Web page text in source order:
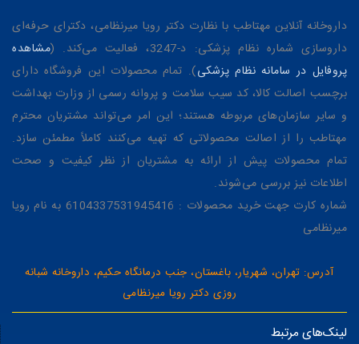
داروخانه آنلاین مهتاطب با نظارت دکتر رویا میرنظامی، دکترای حرفه‌ای
داروسازی شماره نظام پزشکی: د-3247، فعالیت می‌کند. (
مشاهده
پروفایل در سامانه نظام پزشکی). تمام محصولات این فروشگاه دارای
برچسب اصالت کالا، کد سیب سلامت و پروانه رسمی از وزارت بهداشت
و سایر سازمان‌های مربوطه هستند؛ این امر می‌تواند مشتریان محترم
مهتاطب را از اصالت محصولاتی که تهیه می‌کنند کاملاً مطمئن سازد.
تمام محصولات پیش از ارائه به مشتریان از نظر کیفیت و صحت
اطلاعات نیز بررسی می‌شوند.
شماره کارت جهت خرید محصولات : 6104337531945416 به نام رویا
میرنظامی
آدرس: تهران، شهریار، باغستان، جنب درمانگاه حکیم، داروخانه شبانه
روزی دکتر رویا میرنظامی
لینک‌های مرتبط